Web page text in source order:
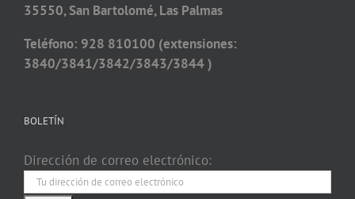
35550, San Bartolomé, Las Palmas
Teléfono: 928 810100 (extensiones:
3840/3841/3842/3843/3844 )
BOLETÍN
Dirección de correo electrónico: